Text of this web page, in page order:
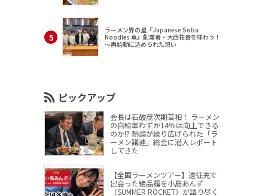
ラーメン界の星『Japanese Soba
Noodles 蔦』創業者・大西祐貴を味わう！
～再始動に込められた想い
ピックアップ
会長は石破茂次期首相！ ラーメン
の自給率わずか14％は向上できる
のか!? 熱論が繰り広げられた「ラ
ーメン議連」総会に潜入レポート
してきた
【全国ラーメンツアー】遠征先で
出会った絶品麺を小島あんず
（SUMMER ROCKET）が語り尽く